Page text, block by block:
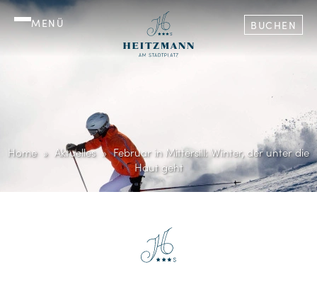
MENÜ BUCHEN
Home Aktuelles
Februar in Mittersill: Winter, der unter die
Haut geht